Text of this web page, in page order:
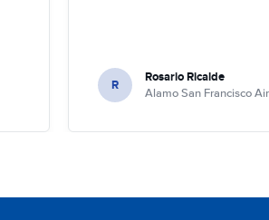
R Rosario Ricalde
Alamo San Francisco